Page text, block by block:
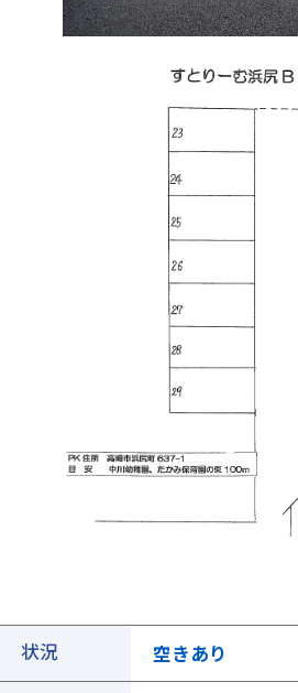
状況 空きあり
①ご契約中の駐車場の詳細ペ
②ページ中ほどの各種ボタ